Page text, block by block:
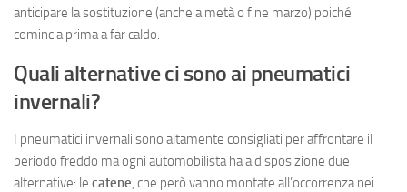
anticipare la sostituzione (anche a metà o fine marzo) poiché
comincia prima a far caldo.
Quali alternative ci sono ai pneumatici
invernali?
I pneumatici invernali sono altamente consigliati per affrontare il
periodo freddo ma ogni automobilista ha a disposizione due
alternative: le catene, che però vanno montate all’occorrenza nei